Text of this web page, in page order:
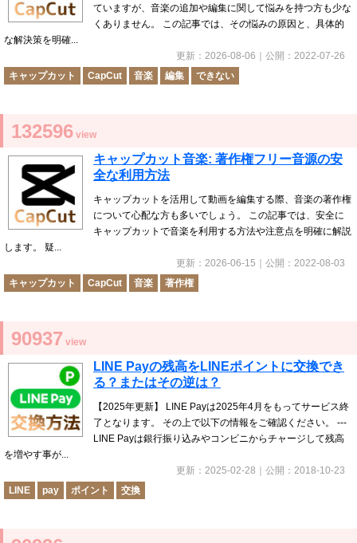
ていますが、音楽の追加や編集に関して悩みを持つ方も少な
くありません。 この記事では、その悩みの原因と、具体的
な解決策を明確...
更新： 2026-08-06 ｜公開： 2022-07-26
キャップカット
CapCut 音楽 編集 できない
132596 view
キャップカット音楽: 著作権フリー音源の安
全な利用方法
キャップカットを活用して動画を編集する際、音楽の著作権
について心配な方も多いでしょう。 この記事では、安全に
キャップカットで音楽を利用する方法や注意点を明確に解説
します。 疑...
更新： 2026-06-15 ｜公開： 2022-08-03
キャップカット
CapCut 音楽 著作権
90937 view
LINE Payの残高をLINEポイントに交換でき
る？またはその逆は？
【2025年更新】 LINE Payは2025年4月をもってサービス終
了となります。 その上で以下の情報をご確認ください。 ---
LINE Payは銀行振り込みやコンビニからチャージして残高
を増やす事が...
更新： 2025-02-28 ｜公開： 2018-10-23
LINE
pay ポイント 交換